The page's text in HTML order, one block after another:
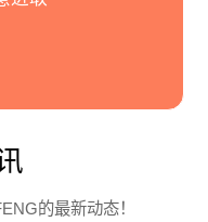
的最新动态！